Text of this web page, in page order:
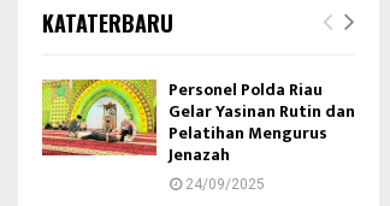
KATATERBARU
Personel Polda Riau
Gelar Yasinan Rutin dan
Pelatihan Mengurus
Jenazah
24/09/2025